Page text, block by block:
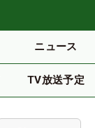
ニュース
TV放送予定